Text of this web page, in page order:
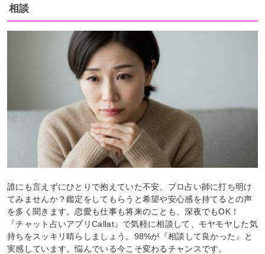
相談
誰にも言えずにひとりで抱えていた不安、プロ占い師に打ち明け
てみませんか？鑑定をしてもらうと希望や安心感を持てるとの声
を多く聞きます。恋愛も仕事も将来のことも、深夜でもOK！
『チャット占いアプリCallat』で気軽に相談して、モヤモヤした気
持ちをスッキリ晴らしましょう。98%が『相談して良かった』と
実感しています。悩んでいる今こそ変わるチャンスです。